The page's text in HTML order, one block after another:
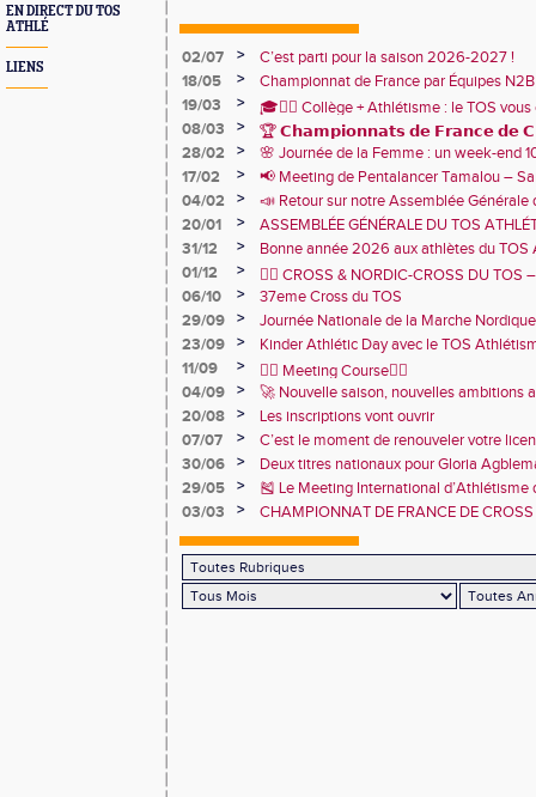
EN DIRECT DU TOS
ATHLÉ
LIENS
02/07 >
C’est parti pour la saison 2026-2027 !
18/05
>
Championnat de France par Équipes
1er avec 86 787 points !🩷
19/03 >
🎓🏃‍♂️ Collège + Athlétisme : le TOS
sportive du collège Marie Curie !
08/03 >
🏆 𝗖𝗵𝗮𝗺𝗽𝗶𝗼𝗻𝗻𝗮𝘁𝘀 𝗱𝗲 𝗙𝗿𝗮𝗻𝗰𝗲 𝗱𝗲
🏅
28/02 >
🌸 Journée de la Femme : un week-end
TOS Athlétisme
17/02 >
📢 Meeting de Pentalancer Tamalou –
04/02
>
📣 Retour sur notre Assemblée
2026 🙌
20/01 >
ASSEMBLÉE GÉNÉRALE DU TOS
JANVIER 18h30 – CENTRE SPORTIF DE
31/12 >
Bonne année 2026 aux athlètes du TOS
01/12
>
🏃‍♂️ CROSS & NORDIC-CROSS DU
et de convivialité ! 🏃‍♀️
06/10 >
37eme Cross du TOS
29/09
>
Journée Nationale de la Marche Nordique
23/09
>
Kinder Athlétic Day avec le TOS
11/09
>
🏃‍♂️ Meeting Course🏃‍♀️
04/09
>
🚀 Nouvelle saison, nouvelles ambitions
20/08
>
Les inscriptions vont ouvrir
07/07
>
C’est le moment de renouveler votre
2026 !
30/06 >
Deux titres nationaux pour Gloria
France Para Athlétisme
29/05 >
🎽 Le Meeting International
juin 2025 !
03/03 > CHAMPIONNAT DE FRANCE DE